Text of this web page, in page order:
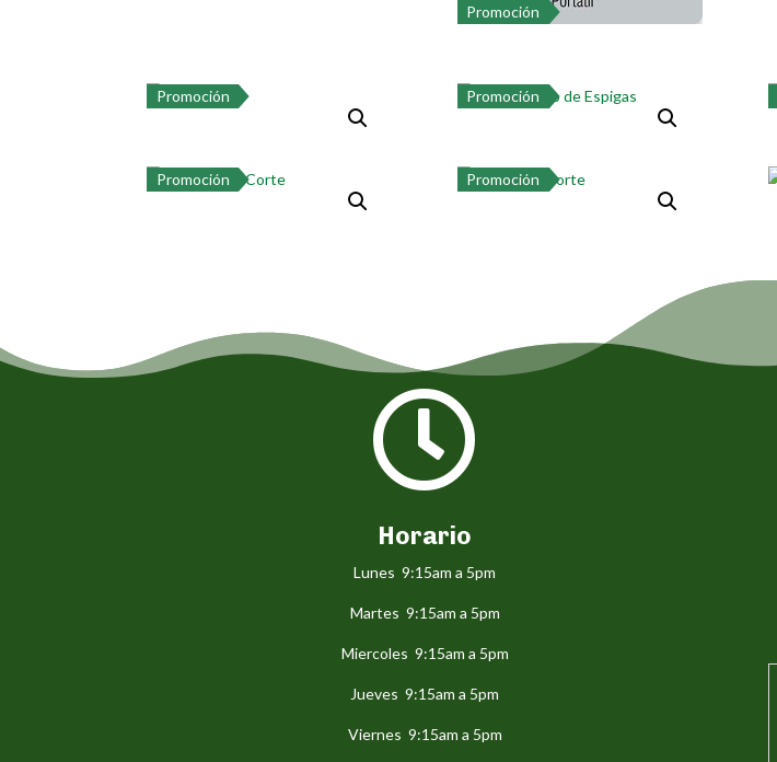
Promoción
Promoción Promoción
Promoción Promoción

Horario
Lunes 9:15am a 5pm
Martes 9:15am a 5pm
Miercoles 9:15am a 5pm
Jueves 9:15am a 5pm
Viernes 9:15am a 5pm